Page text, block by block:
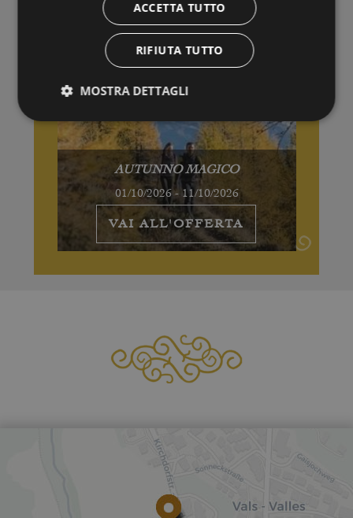
AUTUNNO MAGICO
01/10/2026 - 11/10/2026
VAI ALL'OFFERTA
ACCETTA TUTTO
RIFIUTA TUTTO
MOSTRA DETTAGLI